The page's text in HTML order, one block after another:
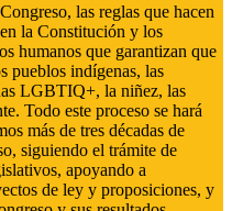
las reglas que hacen
la Constitución y los
humanos que garantizan que
pueblos indígenas, las
LGBTIQ+, la niñez, las
Todo este proceso se hará
más de tres décadas de
siguiendo el trámite de
apoyando a
de ley y proposiciones, y